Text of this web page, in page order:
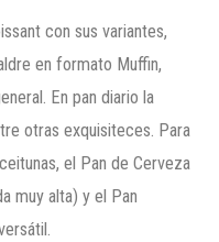
con sus variantes,
en formato Muffin,
En pan diario la
otras exquisiteces. Para
el Pan de Cerveza
muy alta) y el Pan